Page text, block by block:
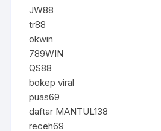
JW88
tr88
okwin
789WIN
QS88
bokep viral
puas69
daftar MANTUL138
receh69